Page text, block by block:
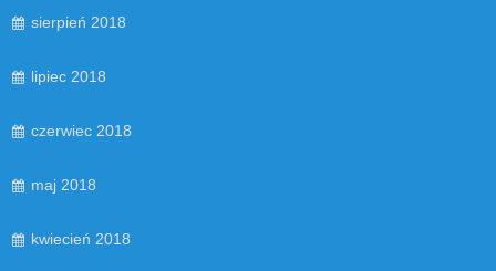
sierpień 2018
lipiec 2018
czerwiec 2018
maj 2018
kwiecień 2018